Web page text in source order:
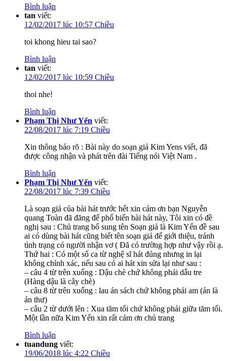
Bình luận
tan viết:
12/02/2017 lúc 10:57 Chiều
toi khong hieu tai sao?
Bình luận
tan viết:
12/02/2017 lúc 10:59 Chiều
thoi nhe!
Bình luận
Phạm Thị Như Yến viết:
22/08/2017 lúc 7:19 Chiều
Xin thông báo rõ : Bài này do soạn giả Kim Yens viết, đã
được công nhận và phát trên đài Tiếng nói Việt Nam .
Bình luận
Phạm Thị Như Yến viết:
22/08/2017 lúc 7:39 Chiều
Là soạn giả của bài hát trước hết xin cám ơn bạn Nguyễn
quang Toàn đã đăng để phổ biến bài hát này, Tôi xin có đề
nghị sau : Chủ trang bổ sung tên Soạn giả là Kim Yến đề sau
ai có dùng bài hát cũng biết tên soạn giả để giới thiệu, tránh
tình trạng có người nhận vơ ( Đã có trường hợp như vậy rồi ạ.
Thứ hai : Có một số ca từ nghệ sĩ hát đúng nhưng in lại
không chính xác, nếu sau có ai hát xin sửa lại như sau :
– câu 4 từ trên xuống : Dậu chè chứ không phải dẫu tre
(Hàng dậu là cây chè)
– câu 8 từ trên xuống : lau án sách chứ không phải am (án là
án thư)
– câu 2 từ dưới lên : Xua tăm tối chứ không phải giữa tăm tối.
Một lần nữa Kim Yến xin rất cám ơn chủ trang
Bình luận
tuandung viết:
19/06/2018 lúc 4:22 Chiều